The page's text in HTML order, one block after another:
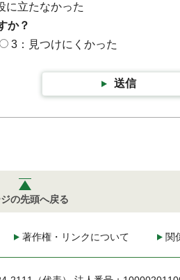
に立たなかった
か？
3：見つけにくかった
送信
の先頭へ戻る
著作権・リンクについて 関